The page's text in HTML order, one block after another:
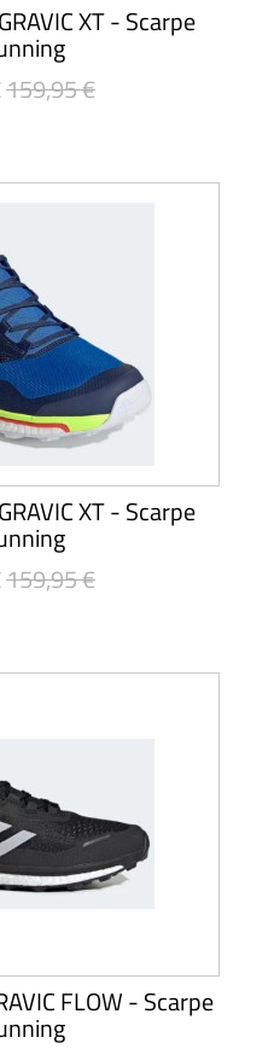
XT - Scarpe
159,95 €
XT - Scarpe
159,95 €
FLOW - Scarpe